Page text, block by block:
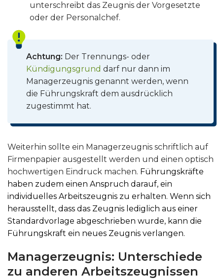
unterschreibt das Zeugnis der Vorgesetzte
oder der Personalchef.
Achtung: Der Trennungs- oder
Kündigungsgrund darf nur dann im
Managerzeugnis genannt werden, wenn
die Führungskraft dem ausdrücklich
zugestimmt hat.
Weiterhin sollte ein Managerzeugnis schriftlich auf
Firmenpapier ausgestellt werden und einen optisch
hochwertigen Eindruck machen. Führungskräfte
haben zudem einen Anspruch darauf, ein
individuelles Arbeitszeugnis zu erhalten. Wenn sich
herausstellt, dass das Zeugnis lediglich aus einer
Standardvorlage abgeschrieben wurde, kann die
Führungskraft ein neues Zeugnis verlangen.
Managerzeugnis: Unterschiede
zu anderen Arbeitszeugnissen